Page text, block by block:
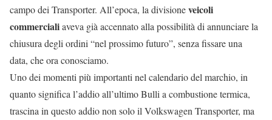
campo dei Transporter. All’epoca, la divisioneveicoli
commercialiaveva già accennato alla possibilità di annunciare la
chiusura degli ordini “nel prossimo futuro”, senza fissare una
data, che ora conosciamo.
Uno dei momenti più importanti nel calendario del marchio, in
quanto significa l’addio all’ultimo Bulli a combustione termica,
trascina in questo addio non solo il Volkswagen Transporter, ma